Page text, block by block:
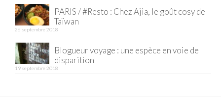
Berlin
Munich
Danemark
Copenhague
PARIS / #Resto : Chez Ajia, le goût cosy de
Taïwan
26 septembre 2018
Blogueur voyage : une espèce en voie de
disparition
19 septembre 2018